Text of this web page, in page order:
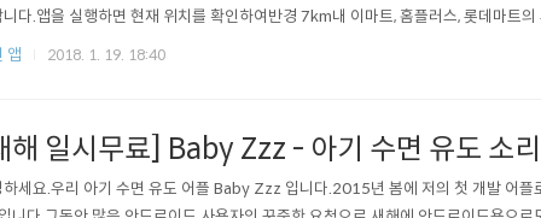
다.앱을 실행하면 현재 위치를 확인하여반경 7km내 이마트, 홈플러스, 롯데마트
클릭하지 않고원하는 결과만 보여주는 초절정 간편 사용! 오늘부터 마트가기전에 '
앱 2018. 1. 19. 18:40
해 일시무료] Baby Zzz - 아기 수면 유도 소리
세요.우리 아기 수면 유도 어플 Baby Zzz 입니다.2015년 봄에 저의 첫 개발 어플